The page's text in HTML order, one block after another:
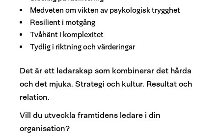
Medveten om vikten av psykologisk trygghet
Resilient i motgång
Tvåhänt i komplexitet
Tydlig i riktning och värderingar
Det är ett ledarskap som kombinerar det hårda
och det mjuka. Strategi och kultur. Resultat och
relation.
Vill du utveckla framtidens ledare i din
organisation?